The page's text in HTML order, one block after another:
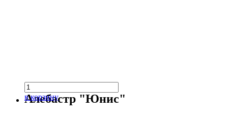
в корзину
Алебастр "Юнис"